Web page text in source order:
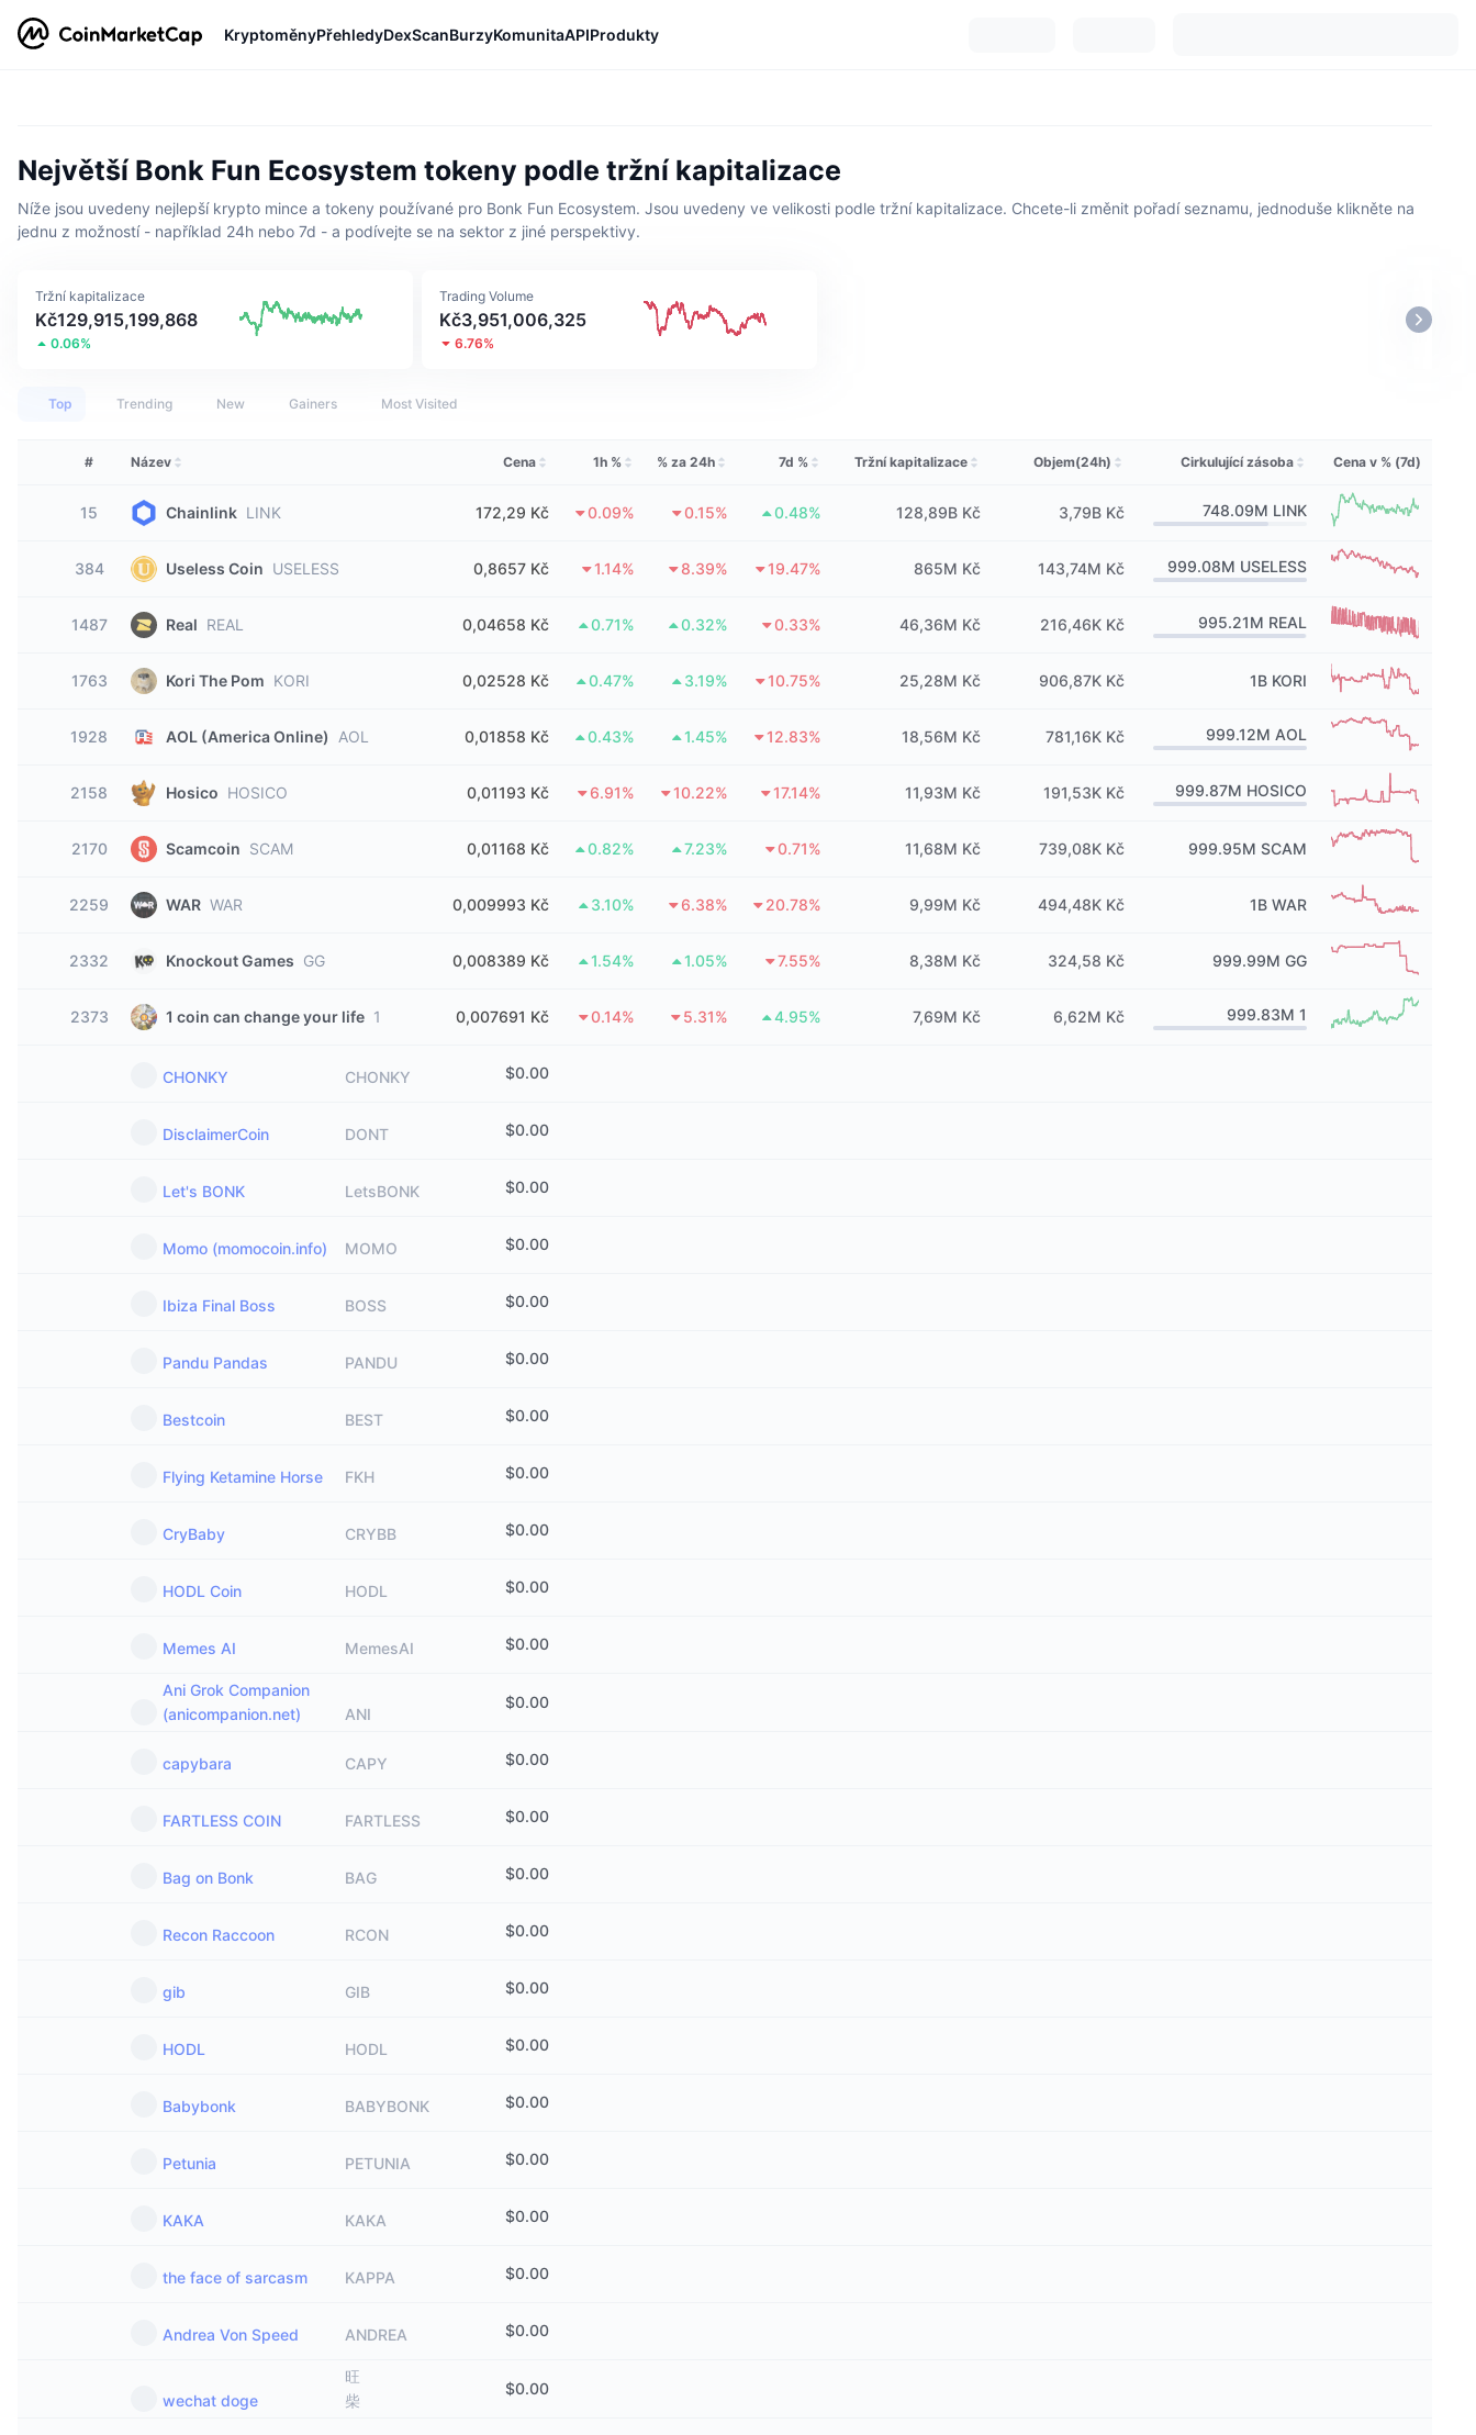
KryptoměnyPřehledyDexScanBurzyKomunitaAPIProdukty
Největší Bonk Fun Ecosystem tokeny podle tržní kapitalizace
Níže jsou uvedeny nejlepší krypto mince a tokeny používané pro Bonk Fun Ecosystem. Jsou uvedeny ve velikosti podle tržní kapitalizace. Chcete-li změnit pořadí seznamu, jednoduše klikněte na
jednu z možností - například 24h nebo 7d - a podívejte se na sektor z jiné perspektivy.
Tržní kapitalizace
Kč129,915,199,868
0.06%
Trading Volume
Kč3,951,006,325
6.76%
Top Trending New Gainers Most Visited
# Název Cena 1h % % za 24h 7d % Tržní kapitalizace Objem(24h) Cirkulující zásoba Cena v % (7d)
15 Chainlink LINK 172,29 Kč 0.09% 0.15% 0.48% 128,89B Kč 3,79B Kč 748.09M LINK
384 Useless Coin USELESS 0,8657 Kč 1.14% 8.39% 19.47% 865M Kč 143,74M Kč 999.08M USELESS
1487 Real REAL 0,04658 Kč 0.71% 0.32% 0.33% 46,36M Kč 216,46K Kč 995.21M REAL
1763 Kori The Pom KORI 0,02528 Kč 0.47% 3.19% 10.75% 25,28M Kč 906,87K Kč 1B KORI
1928 AOL (America Online) AOL 0,01858 Kč 0.43% 1.45% 12.83% 18,56M Kč 781,16K Kč 999.12M AOL
2158 Hosico HOSICO 0,01193 Kč 6.91% 10.22% 17.14% 11,93M Kč 191,53K Kč 999.87M HOSICO
2170 Scamcoin SCAM 0,01168 Kč 0.82% 7.23% 0.71% 11,68M Kč 739,08K Kč 999.95M SCAM
2259 WAR WAR 0,009993 Kč 3.10% 6.38% 20.78% 9,99M Kč 494,48K Kč 1B WAR
2332 Knockout Games GG 0,008389 Kč 1.54% 1.05% 7.55% 8,38M Kč 324,58 Kč 999.99M GG
2373 1 coin can change your life 1 0,007691 Kč 0.14% 5.31% 4.95% 7,69M Kč 6,62M Kč 999.83M 1
CHONKY CHONKY $0.00
DisclaimerCoin DONT $0.00
Let's BONK LetsBONK $0.00
Momo (momocoin.info) MOMO $0.00
Ibiza Final Boss BOSS $0.00
Pandu Pandas PANDU $0.00
Bestcoin BEST $0.00
Flying Ketamine Horse FKH $0.00
CryBaby CRYBB $0.00
HODL Coin HODL $0.00
Memes AI MemesAI $0.00
Ani Grok Companion
(anicompanion.net)
ANI
$0.00
capybara CAPY $0.00
FARTLESS COIN FARTLESS $0.00
Bag on Bonk BAG $0.00
Recon Raccoon RCON $0.00
gib GIB $0.00
HODL HODL $0.00
Babybonk BABYBONK $0.00
Petunia PETUNIA $0.00
KAKA KAKA $0.00
the face of sarcasm KAPPA $0.00
Andrea Von Speed ANDREA $0.00
wechat doge
旺
柴
$0.00